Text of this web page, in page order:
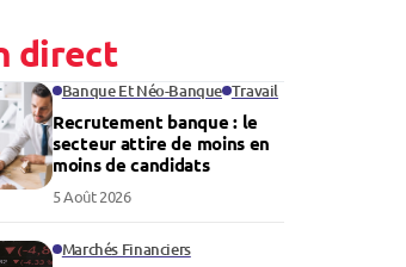
direct
Banque Et Néo-Banque Travail
Recrutement banque : le
secteur attire de moins en
moins de candidats
5 Août 2026
Marchés Financiers